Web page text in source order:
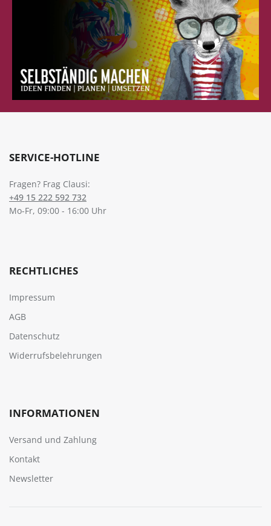
SERVICE-HOTLINE
Fragen? Frag Clausi:
+49 15 222 592 732
Mo-Fr, 09:00 - 16:00 Uhr
RECHTLICHES
Impressum
AGB
Datenschutz
Widerrufsbelehrungen
INFORMATIONEN
Versand und Zahlung
Kontakt
Newsletter